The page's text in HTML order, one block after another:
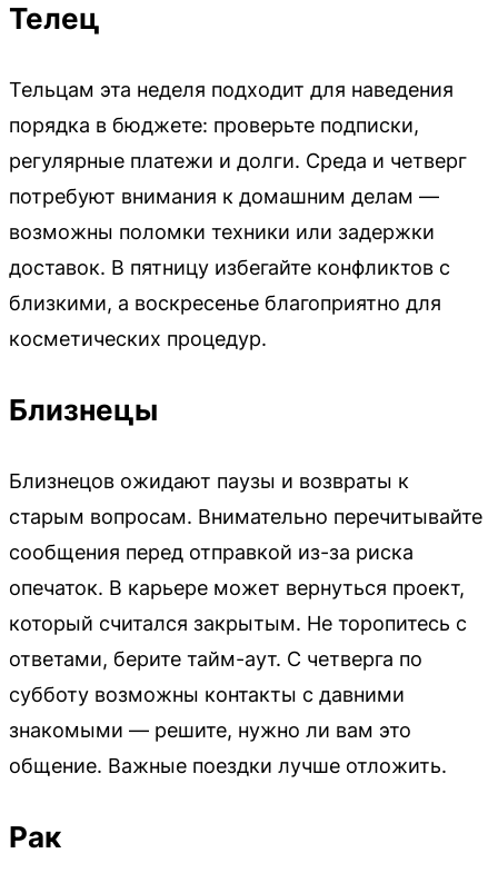
Телец
Тельцам эта неделя подходит для наведения
порядка в бюджете: проверьте подписки,
регулярные платежи и долги. Среда и четверг
потребуют внимания к домашним делам —
возможны поломки техники или задержки
доставок. В пятницу избегайте конфликтов с
близкими, а воскресенье благоприятно для
косметических процедур.
Близнецы
Близнецов ожидают паузы и возвраты к
старым вопросам. Внимательно перечитывайте
сообщения перед отправкой из-за риска
опечаток. В карьере может вернуться проект,
который считался закрытым. Не торопитесь с
ответами, берите тайм-аут. С четверга по
субботу возможны контакты с давними
знакомыми — решите, нужно ли вам это
общение. Важные поездки лучше отложить.
Рак